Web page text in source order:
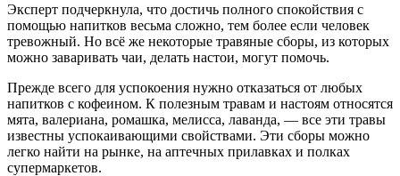
Эксперт подчеркнула, что достичь полного спокойствия с
помощью напитков весьма сложно, тем более если человек
тревожный. Но всё же некоторые травяные сборы, из которых
можно заваривать чаи, делать настои, могут помочь.
Прежде всего для успокоения нужно отказаться от любых
напитков с кофеином. К полезным травам и настоям относятся
мята, валериана, ромашка, мелисса, лаванда, — все эти травы
известны успокаивающими свойствами. Эти сборы можно
легко найти на рынке, на аптечных прилавках и полках
супермаркетов.